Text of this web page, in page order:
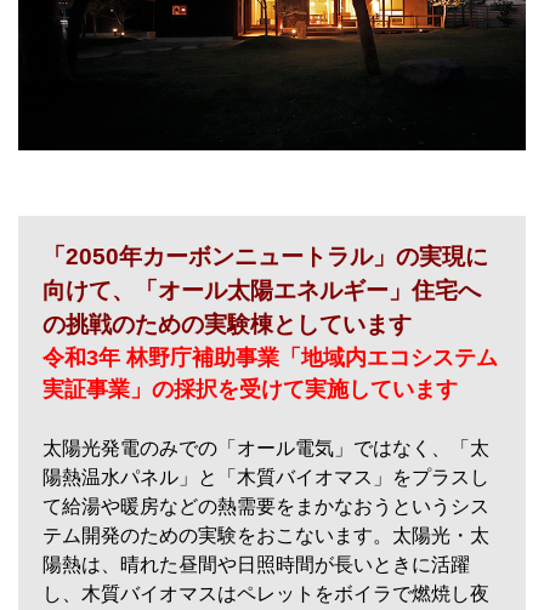
「2050年カーボンニュートラル」の実現に
向けて、「オール太陽エネルギー」住宅へ
の挑戦のための実験棟としています
令和3年 林野庁補助事業「地域内エコシステム
実証事業」の採択を受けて実施しています
太陽光発電のみでの「オール電気」ではなく、「太
陽熱温水パネル」と「木質バイオマス」をプラスし
て給湯や暖房などの熱需要をまかなおうというシス
テム開発のための実験をおこないます。太陽光・太
陽熱は、晴れた昼間や日照時間が長いときに活躍
し、木質バイオマスはペレットをボイラで燃焼し夜